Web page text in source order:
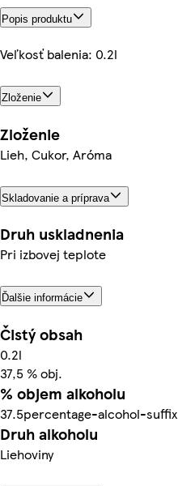
Popis produktu
Veľkosť balenia: 0.2l
Zloženie
Zloženie
Lieh, Cukor, Aróma
Skladovanie a príprava
Druh uskladnenia
Pri izbovej teplote
Ďalšie informácie
Čistý obsah
0.2l
37,5 % obj.
% objem alkoholu
37.5percentage-alcohol-suffix
Druh alkoholu
Liehoviny